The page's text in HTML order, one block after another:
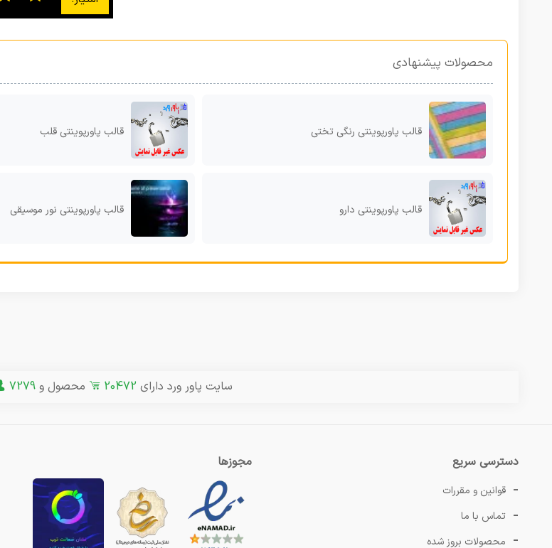
محصولات پیشنهادی
قالب پاورپوینتی رنگی تختی قالب پاورپوینتی قلب
قالب پاورپوینتی دارو قالب پاورپوینتی نور موسیقی
سایت پاور ورد دارای 20472 محصول و 7279
دسترسی سریع
قوانین و مقررات
تماس با ما
محصولات بروز شده
مجوزها